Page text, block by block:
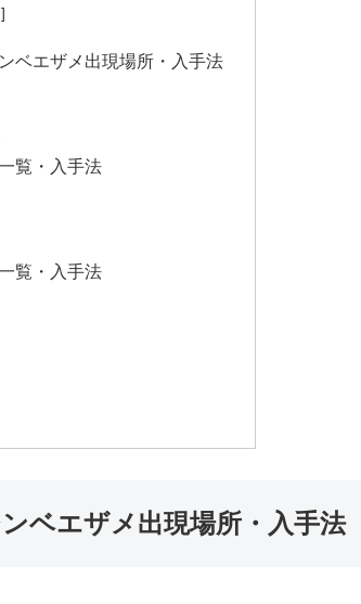
ベエザメ出現場所・入手法
覧・入手法
覧・入手法
ベエザメ出現場所・入手法